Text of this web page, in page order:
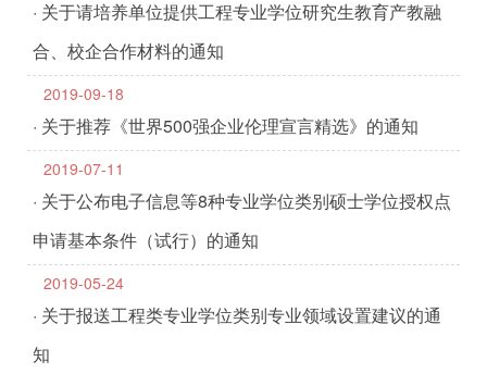
· 关于请培养单位提供工程专业学位研究生教育产教融
合、校企合作材料的通知
2019-09-18
· 关于推荐《世界500强企业伦理宣言精选》的通知
2019-07-11
· 关于公布电子信息等8种专业学位类别硕士学位授权点
申请基本条件（试行）的通知
2019-05-24
· 关于报送工程类专业学位类别专业领域设置建议的通
知